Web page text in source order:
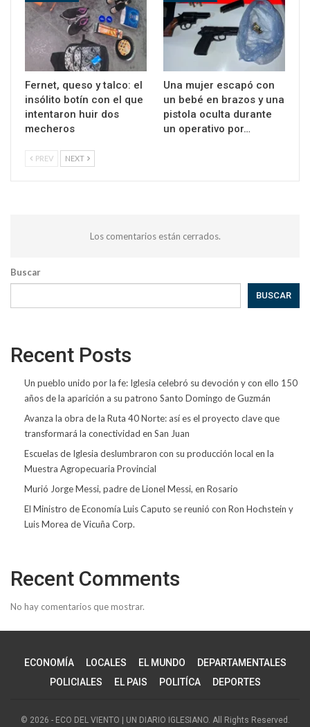
Fernet, queso y talco: el
insólito botín con el que
intentaron huir dos
mecheros
Una mujer escapó con
un bebé en brazos y una
pistola oculta durante
un operativo por…
PREV NEXT
Los comentarios están cerrados.
Buscar
BUSCAR
Recent Posts
Un pueblo unido por la fe: Iglesia celebró su devoción y con ello 150
años de la aparición a su patrono Santo Domingo de Guzmán
Avanza la obra de la Ruta 40 Norte: así es el proyecto clave que
transformará la conectividad en San Juan
Escuelas de Iglesia deslumbraron con su producción local en la
Muestra Agropecuaria Provincial
Murió Jorge Messi, padre de Lionel Messi, en Rosario
El Ministro de Economía Luis Caputo se reunió con Ron Hochstein y
Luis Morea de Vicuña Corp.
Recent Comments
No hay comentarios que mostrar.
ECONOMÍA LOCALES EL MUNDO
DEPARTAMENTALES
POLICIALES
EL PAIS POLITÍCA DEPORTES
© 2026 - ECO DEL VIENTO | UN DIARIO IGLESIANO. All Rights Reserved.